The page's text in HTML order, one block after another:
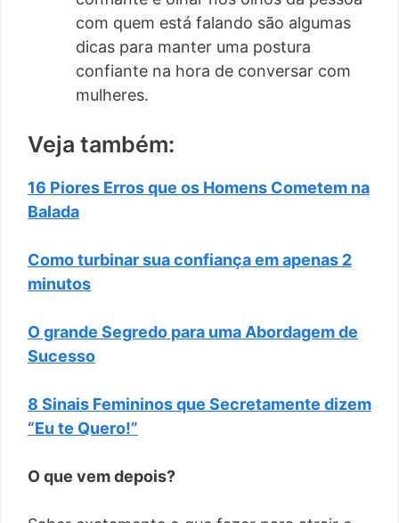
com quem está falando são algumas
dicas para manter uma postura
confiante na hora de conversar com
mulheres.
Veja também:
16 Piores Erros que os Homens Cometem na
Balada
Como turbinar sua confiança em apenas 2
minutos
O grande Segredo para uma Abordagem de
Sucesso
8 Sinais Femininos que Secretamente dizem
“Eu te Quero!”
O que vem depois?